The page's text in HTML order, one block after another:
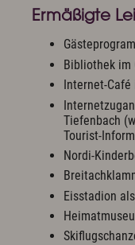
Ermäßigte
Bibliothek im
Internet-
Tiefenbach
Tourist-
Nordi-
Eisstadion